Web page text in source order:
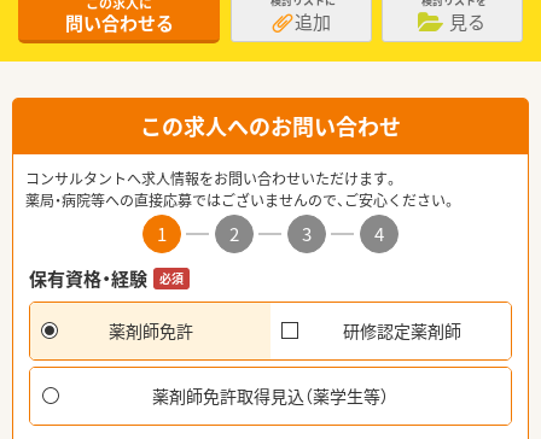
問い合わせる 追加 見る
この求人へのお問い合わせ
コンサルタントへ求人情報をお問い合わせいただけます。
薬局・病院等への直接応募ではございませんので、ご安心ください。
1 2 3
4
保有資格・経験
必須
薬剤師免許 研修認定薬剤師
薬剤師免許取得見込（薬学生等）